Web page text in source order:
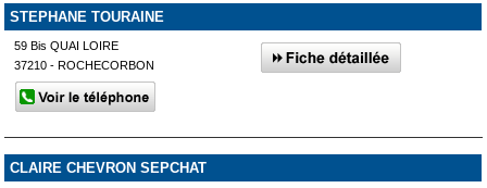
STEPHANE TOURAINE
59 Bis QUAI LOIRE
37210 - ROCHECORBON
CLAIRE CHEVRON SEPCHAT